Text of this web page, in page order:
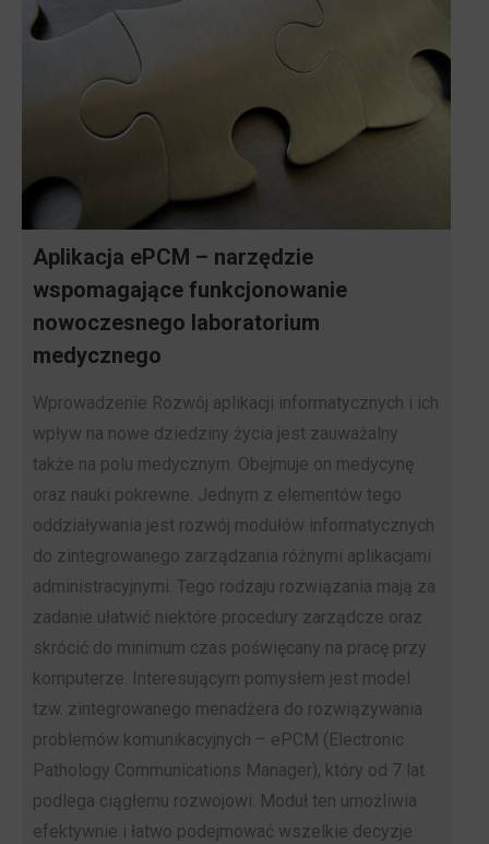
Aplikacja ePCM – narzędzie
wspomagające funkcjonowanie
nowoczesnego laboratorium
medycznego
Wprowadzenie Rozwój aplikacji informatycznych i ich
wpływ na nowe dziedziny życia jest zauważalny
także na polu medycznym. Obejmuje on medycynę
oraz nauki pokrewne. Jednym z elementów tego
oddziaływania jest rozwój modułów informatycznych
do zintegrowanego zarządzania różnymi aplikacjami
administracyjnymi. Tego rodzaju rozwiązania mają za
zadanie ułatwić niektóre procedury zarządcze oraz
skrócić do minimum czas poświęcany na pracę przy
komputerze. Interesującym pomysłem jest model
tzw. zintegrowanego menadżera do rozwiązywania
problemów komunikacyjnych – ePCM (Electronic
Pathology Communications Manager), który od 7 lat
podlega ciągłemu rozwojowi. Moduł ten umożliwia
efektywnie i łatwo podejmować wszelkie decyzje